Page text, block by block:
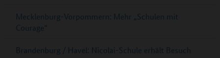
Mecklenburg-Vorpommern: Mehr „Schulen mit
Courage“
Brandenburg / Havel: Nicolai-Schule erhält Besuch